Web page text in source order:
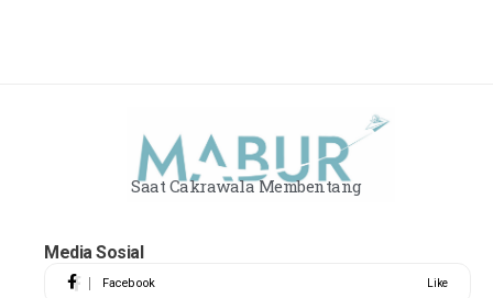
Saat Cakrawala Membentang
Media Sosial
Facebook Like